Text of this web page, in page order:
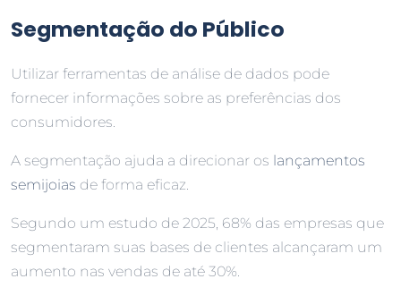
Segmentação do Público
Utilizar ferramentas de análise de dados pode
fornecer informações sobre as preferências dos
consumidores.
A segmentação ajuda a direcionar os lançamentos
semijoias de forma eficaz.
Segundo um estudo de 2025, 68% das empresas que
segmentaram suas bases de clientes alcançaram um
aumento nas vendas de até 30%.